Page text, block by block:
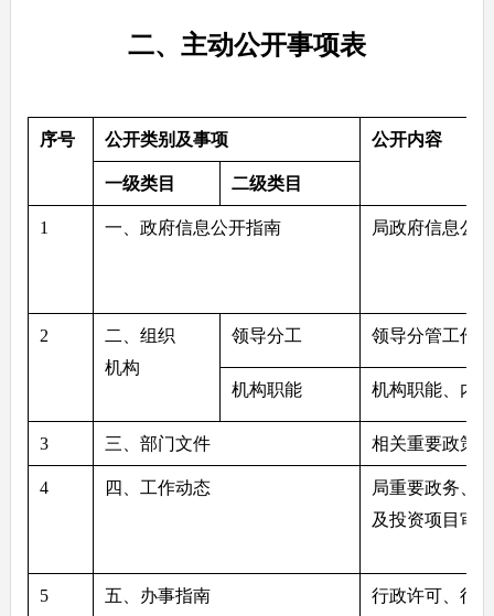
二、主动公开事项表
序号 公开类别及事项 公开内容
一级类目 二级类目
1 一、政府信息公开指南 局政府信息公
2
二、组织
机构
领导分工 领导分管工作
机构职能 机构职能、内
3 三、部门文件 相关重要政策
4 四、工作动态
局重要政务、
及投资项目审
5 五、办事指南
行政许可、行